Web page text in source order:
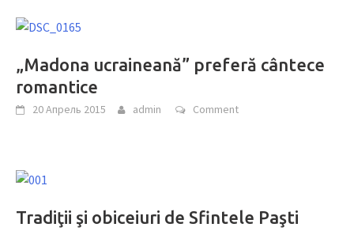
„Madona ucraineană” preferă cântece
romantice
20 Апрель 2015 admin Comment
Tradiţii şi obiceiuri de Sfintele Paşti